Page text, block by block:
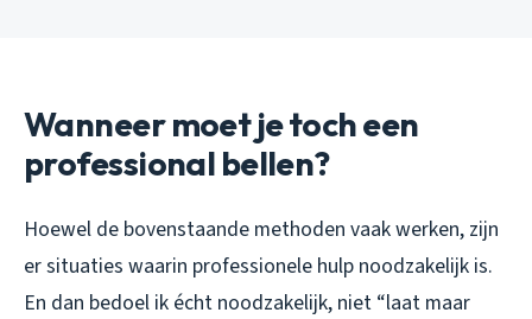
Wanneer moet je toch een
professional bellen?
Hoewel de bovenstaande methoden vaak werken, zijn
er situaties waarin professionele hulp noodzakelijk is.
En dan bedoel ik écht noodzakelijk, niet “laat maar